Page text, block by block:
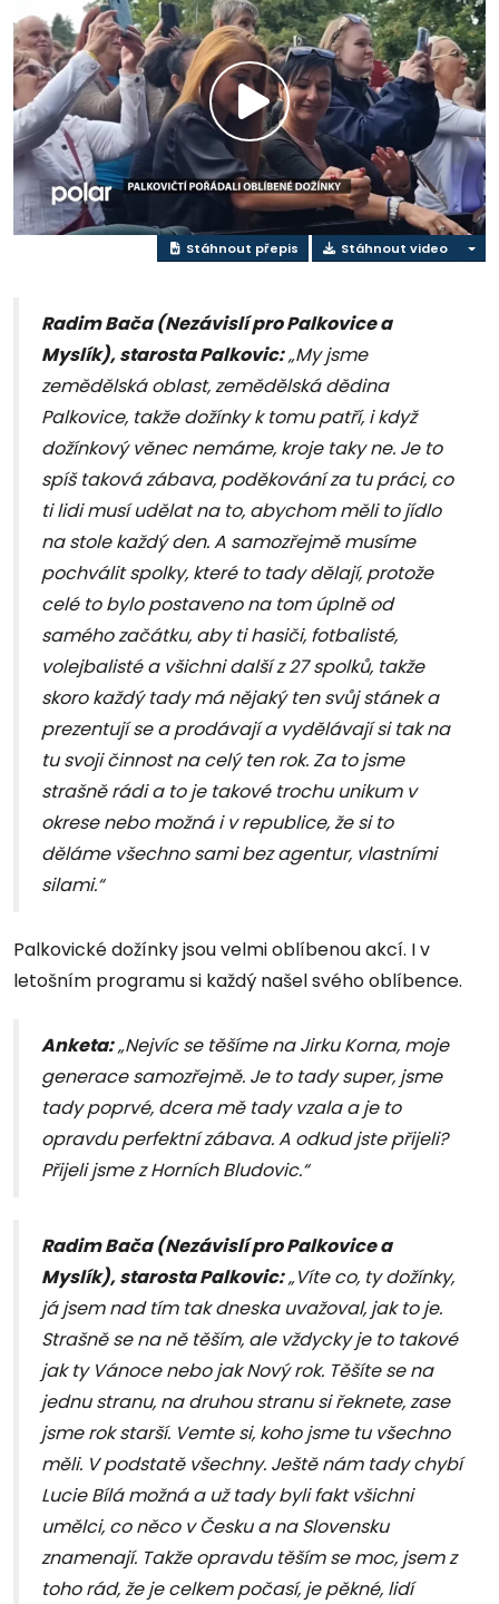
Přehrát
video
Stáhnout přepis Stáhnout video
Radim Bača (Nezávislí pro Palkovice a
Myslík), starosta Palkovic:„My jsme
zemědělská oblast, zemědělská dědina
Palkovice, takže dožínky k tomu patří, i když
dožínkový věnec nemáme, kroje taky ne. Je to
spíš taková zábava, poděkování za tu práci, co
ti lidi musí udělat na to, abychom měli to jídlo
na stole každý den. A samozřejmě musíme
pochválit spolky, které to tady dělají, protože
celé to bylo postaveno na tom úplně od
samého začátku, aby ti hasiči, fotbalisté,
volejbalisté a všichni další z 27 spolků, takže
skoro každý tady má nějaký ten svůj stánek a
prezentují se a prodávají a vydělávají si tak na
tu svoji činnost na celý ten rok. Za to jsme
strašně rádi a to je takové trochu unikum v
okrese nebo možná i v republice, že si to
děláme všechno sami bez agentur, vlastními
silami.“
Palkovické dožínky jsou velmi oblíbenou akcí. I v
letošním programu si každý našel svého oblíbence.
Anketa:„Nejvíc se těšíme na Jirku Korna, moje
generace samozřejmě. Je to tady super, jsme
tady poprvé, dcera mě tady vzala a je to
opravdu perfektní zábava. A odkud jste přijeli?
Přijeli jsme z Horních Bludovic.“
Radim Bača (Nezávislí pro Palkovice a
Myslík), starosta Palkovic:„Víte co, ty dožínky,
já jsem nad tím tak dneska uvažoval, jak to je.
Strašně se na ně těším, ale vždycky je to takové
jak ty Vánoce nebo jak Nový rok. Těšíte se na
jednu stranu, na druhou stranu si řeknete, zase
jsme rok starší. Vemte si, koho jsme tu všechno
měli. V podstatě všechny. Ještě nám tady chybí
Lucie Bílá možná a už tady byli fakt všichni
umělci, co něco v Česku a na Slovensku
znamenají. Takže opravdu těším se moc, jsem z
toho rád, že je celkem počasí, je pěkné, lidí